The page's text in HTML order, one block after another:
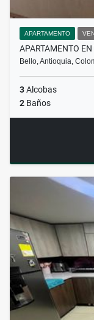
APARTAMENTO
APARTAMENTO
Bello, Antioquia,
3Alcobas
2 Baños